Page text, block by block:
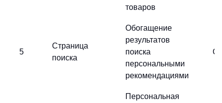
товаров
5
Страница
поиска
Обогащение
результатов
поиска
персональными
рекомендациями
Персональная